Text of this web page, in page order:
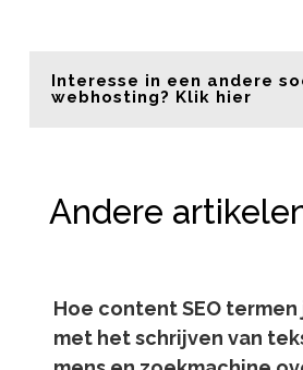
Interesse in een andere
webhosting? Klik hier
Andere
Hoe content SEO
met het schrijven van